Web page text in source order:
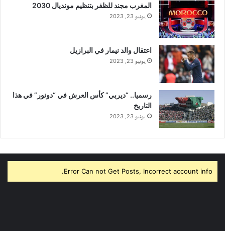
المغرب مجند للظفر بتنظيم مونديال 2030
يونيو 23, 2023
اعتقال والد نيمار في البرازيل
يونيو 23, 2023
رسميا.. “ديربي” كأس العرش في “دونور” في هذا
التاريخ
يونيو 23, 2023
Error Can not Get Posts, Incorrect account info.